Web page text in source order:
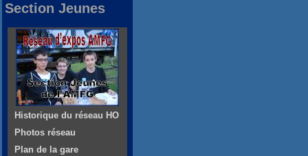
Section Jeunes
Historique du réseau HO
Photos réseau
Plan de la gare